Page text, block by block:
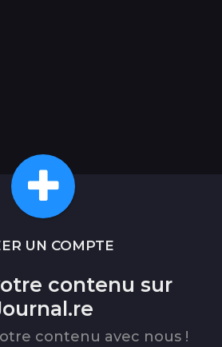
UN COMPTE
contenu sur
contenu avec nous !